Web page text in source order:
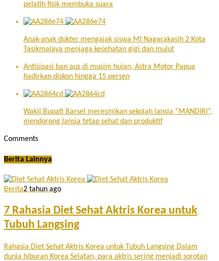
pelatih fisik membuka suara
Anak-anak dokter mengajak siswa MI Nagarakasih 2 Kota
Tasikmalaya menjaga kesehatan gigi dan mulut
Antisipasi ban aus di musim hujan, Astra Motor Papua
hadirkan diskon hingga 15 persen
Wakil Bupati Barsel meresmikan sekolah lansia “MANDIRI”,
mendorong lansia tetap sehat dan produktif
Comments
Berita Lainnya
Berita2 tahun ago
7 Rahasia Diet Sehat Aktris Korea untuk
Tubuh Langsing
Rahasia Diet Sehat Aktris Korea untuk Tubuh Langsing Dalam
dunia hiburan Korea Selatan, para aktris sering menjadi sorotan